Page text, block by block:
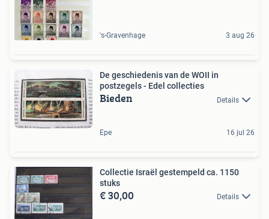
's-Gravenhage 3 aug 26
De geschiedenis van de WOII in
postzegels - Edel collecties
Bieden Details
Epe 16 jul 26
Collectie Israël gestempeld ca. 1150
stuks
€ 30,00 Details